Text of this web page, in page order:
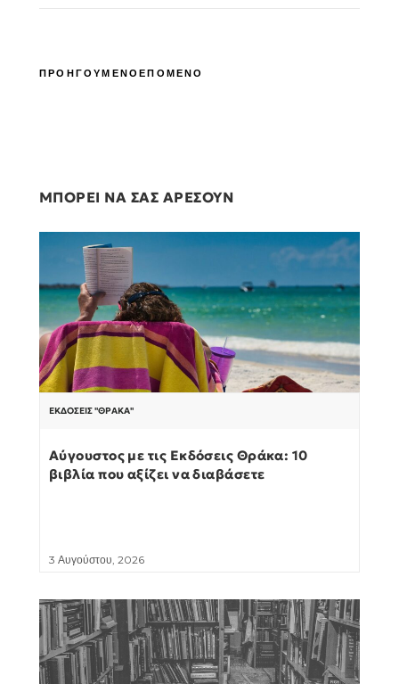
ΠΡΟΗΓΟΥΜΕΝΟΕΠΟΜΕΝΟ
ΜΠΟΡΕΙ ΝΑ ΣΑΣ ΑΡΕΣΟΥΝ
ΕΚΔΌΣΕΙΣ "ΘΡΆΚΑ"
Αύγουστος με τις Εκδόσεις Θράκα: 10
βιβλία που αξίζει να διαβάσετε
3 Αυγούστου, 2026